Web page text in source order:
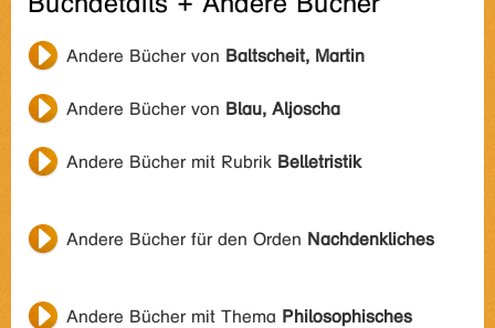
Andere Bücher von Baltscheit, Martin
Andere Bücher von Blau, Aljoscha
Andere Bücher mit Rubrik Belletristik
Andere Bücher für den Orden Nachdenkliches
Andere Bücher mit Thema Philosophisches